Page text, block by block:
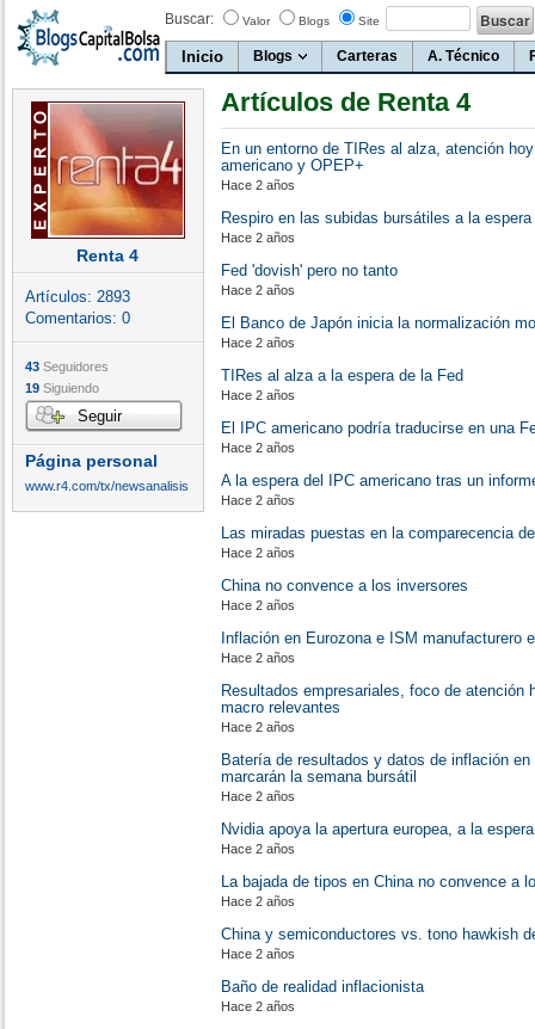
Buscar: Valor Blogs Site
Inicio Blogs Carteras A. Técnico
Renta 4
Artículos: 2893
Comentarios: 0
43 Seguidores
19 Siguiendo
Seguir
Página personal
www.r4.com/tx/newsanalisis
Artículos de Renta 4
En un entorno de TIRes al alza, atención
americano y OPEP+
Hace 2 años
Respiro en las subidas bursátiles a la
Hace 2 años
Fed 'dovish' pero no tanto
Hace 2 años
El Banco de Japón inicia la normalización
Hace 2 años
TIRes al alza a la espera de la Fed
Hace 2 años
El IPC americano podría traducirse en una
Hace 2 años
A la espera del IPC americano tras un
Hace 2 años
Las miradas puestas en la comparecencia
Hace 2 años
China no convence a los inversores
Hace 2 años
Inflación en Eurozona e ISM manufacturero
Hace 2 años
Resultados empresariales, foco de atención
macro relevantes
Hace 2 años
Batería de resultados y datos de inflación
marcarán la semana bursátil
Hace 2 años
Nvidia apoya la apertura europea, a la
Hace 2 años
La bajada de tipos en China no convence a
Hace 2 años
China y semiconductores vs. tono hawkish
Hace 2 años
Baño de realidad inflacionista
Hace 2 años